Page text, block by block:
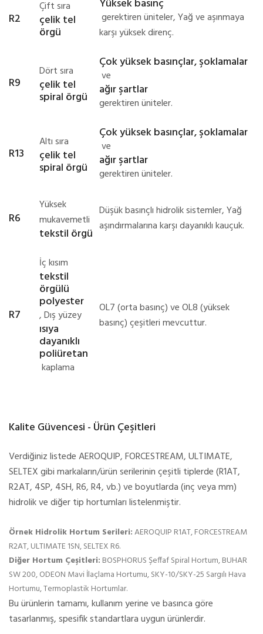
R2
Çift sıra
çelik tel
örgü
Yüksek basınç
gerektiren üniteler, Yağ ve aşınmaya
karşı yüksek direnç.
R9
Dört sıra
çelik tel
spiral örgü
Çok yüksek basınçlar, şoklamalar
ve
ağır şartlar
gerektiren üniteler.
R13
Altı sıra
çelik tel
spiral örgü
Çok yüksek basınçlar, şoklamalar
ve
ağır şartlar
gerektiren üniteler.
R6
Yüksek
mukavemetli
tekstil örgü
Düşük basınçlı hidrolik sistemler, Yağ
aşındırmalarına karşı dayanıklı kauçuk.
R7
İç kısım
tekstil
örgülü
polyester
, Dış yüzey
ısıya
dayanıklı
poliüretan
kaplama
OL7 (orta basınç) ve OL8 (yüksek
basınç) çeşitleri mevcuttur.
Kalite Güvencesi - Ürün Çeşitleri
Verdiğiniz listede AEROQUIP, FORCESTREAM, ULTIMATE,
SELTEX gibi markaların/ürün serilerinin çeşitli tiplerde (R1AT,
R2AT, 4SP, 4SH, R6, R4, vb.) ve boyutlarda (inç veya mm)
hidrolik ve diğer tip hortumları listelenmiştir.
Örnek Hidrolik Hortum Serileri:AEROQUIP R1AT, FORCESTREAM
R2AT, ULTIMATE 1SN, SELTEX R6.
Diğer Hortum Çeşitleri: BOSPHORUS Şeffaf Spiral Hortum, BUHAR
SW 200, ODEON Mavi İlaçlama Hortumu, SKY-10/SKY-25 Sargılı Hava
Hortumu, Termoplastik Hortumlar.
Bu ürünlerin tamamı, kullanım yerine ve basınca göre
tasarlanmış, spesifik standartlara uygun ürünlerdir.